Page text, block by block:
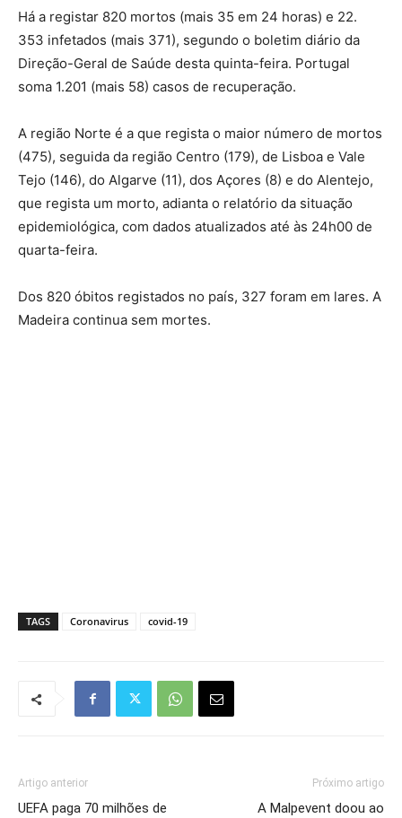
Há a registar 820 mortos (mais 35 em 24 horas) e 22.
353 infetados (mais 371), segundo o boletim diário da
Direção-Geral de Saúde desta quinta-feira. Portugal
soma 1.201 (mais 58) casos de recuperação.
A região Norte é a que regista o maior número de mortos
(475), seguida da região Centro (179), de Lisboa e Vale
Tejo (146), do Algarve (11), dos Açores (8) e do Alentejo,
que regista um morto, adianta o relatório da situação
epidemiológica, com dados atualizados até às 24h00 de
quarta-feira.
Dos 820 óbitos registados no país, 327 foram em lares. A
Madeira continua sem mortes.
TAGS Coronavirus covid-19
Artigo anterior
UEFA paga 70 milhões de
Próximo artigo
A Malpevent doou ao